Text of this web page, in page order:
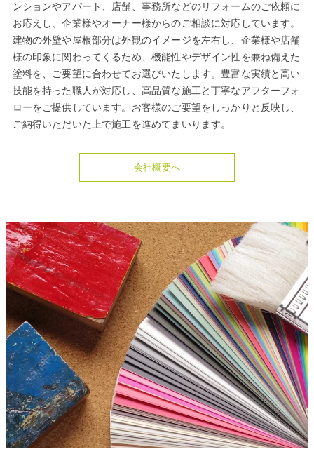
ンションやアパート、店舗、事務所などのリフォームのご依頼に
お応えし、企業様やオーナー様からのご相談に対応しています。
建物の外壁や屋根部分は外観のイメージを左右し、企業様や店舗
様の印象に関わってくるため、機能性やデザイン性を兼ね備えた
塗料を、ご要望に合わせてお選びいたします。豊富な実績と高い
技能を持った職人が対応し、高品質な施工と丁寧なアフターフォ
ローをご提供しています。お客様のご要望をしっかりと反映し、
ご納得いただいた上で施工を進めてまいります。
会社概要へ